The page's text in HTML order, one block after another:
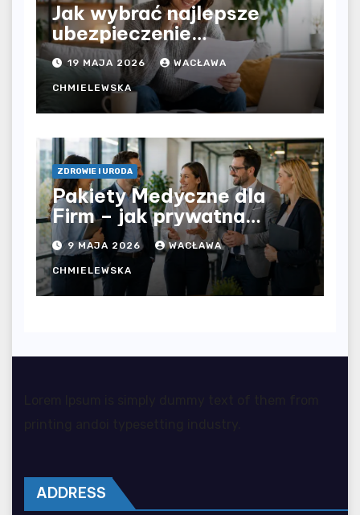
Jak wybrać najlepsze
ubezpieczenie
komunikacyjne i uniknąć
kosztownych błędów?
19 MAJA 2026 WACŁAWA
CHMIELEWSKA
ZDROWIE I URODA
Pakiety Medyczne dla
Firm – jak prywatna
opieka zdrowotna
wpływa na jakość
współpracy w
organizacji?
9 MAJA 2026 WACŁAWA
CHMIELEWSKA
ADDRESS